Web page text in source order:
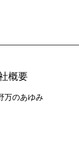
概要
万のあゆみ